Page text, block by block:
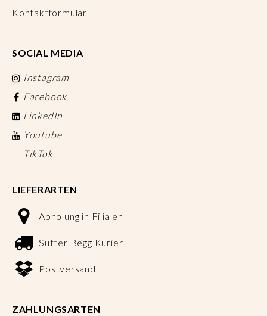
Kontaktformular
SOCIAL MEDIA
Instagram
Facebook
LinkedIn
Youtube
TikTok
LIEFERARTEN
Abholung in Filialen
Sutter Begg Kurier
Postversand
ZAHLUNGSARTEN